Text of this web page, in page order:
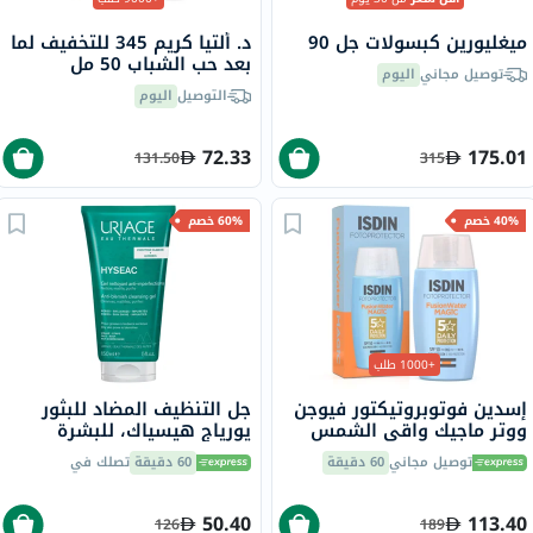
ميغليورين كبسولات جل 90
توصيل مجاني اليوم
175.01
315
د. ألتيا كريم 345 للتخفيف لما
بعد حب الشباب 50 مل
التوصيل اليوم
72.33
131.50
40% خصم
+1000 طلب
إسدين فوتوبروتيكتور فيوجن
ووتر ماجيك واقي الشمس
بعامل حماية 50 للوجه 50 مل
توصيل مجاني60 دقيقة
113.40
189
60% خصم
جل التنظيف المضاد للبثور
يورياج هيسياك، للبشرة
الدهنية - 50 مل
60 دقيقة تصلك في
50.40
126